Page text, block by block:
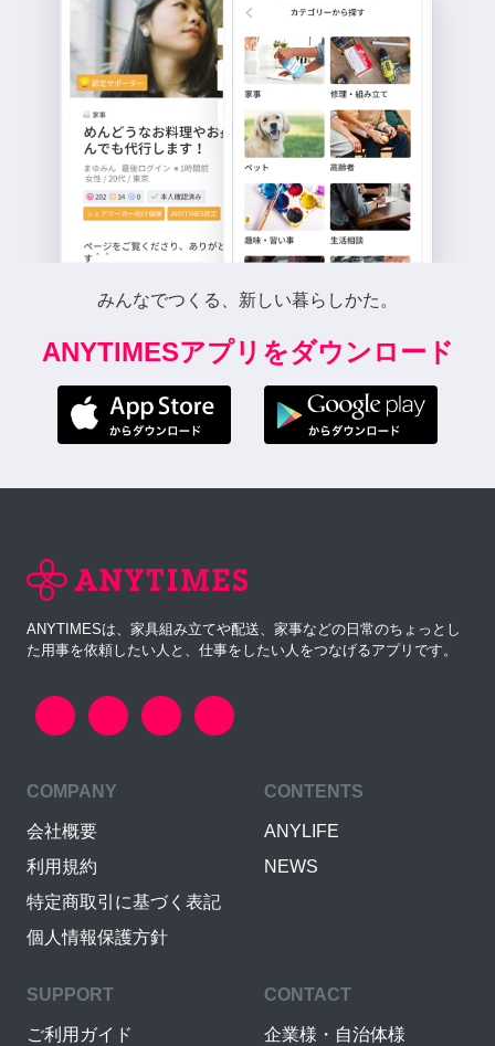
みんなでつくる、新しい暮らしかた。
ANYTIMESアプリをダウンロード
ANYTIMESは、家具組み立てや配送、家事などの日常のちょっとし
た用事を依頼したい人と、仕事をしたい人をつなげるアプリです。
COMPANY
会社概要
利用規約
特定商取引に基づく表記
個人情報保護方針
CONTENTS
ANYLIFE
NEWS
SUPPORT
ご利用ガイド
CONTACT
企業様・自治体様